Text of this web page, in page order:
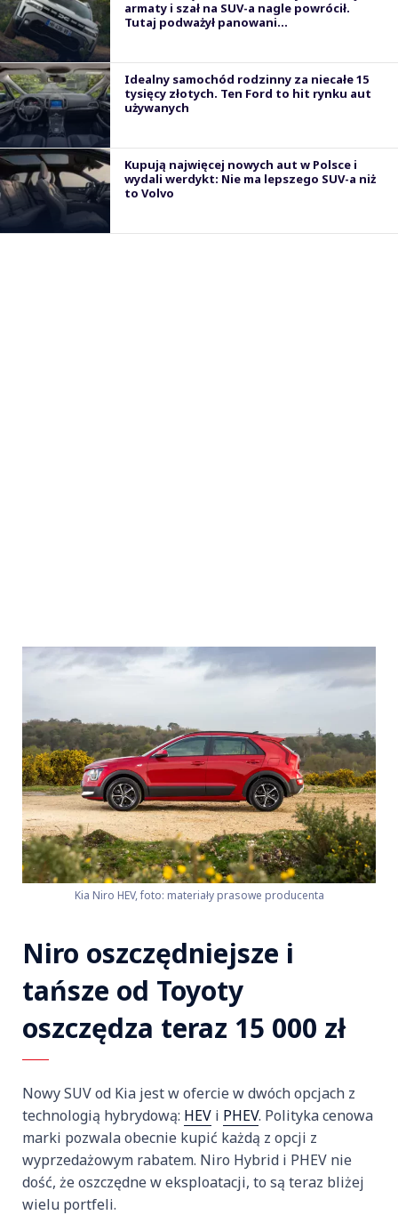
armaty i szał na SUV-a nagle powrócił.
Tutaj podważył panowani...
Idealny samochód rodzinny za niecałe 15
tysięcy złotych. Ten Ford to hit rynku aut
używanych
Kupują najwięcej nowych aut w Polsce i
wydali werdykt: Nie ma lepszego SUV-a niż
to Volvo
Kia Niro HEV, foto: materiały prasowe producenta
Niro oszczędniejsze i
tańsze od Toyoty
oszczędza teraz 15 000 zł
Nowy SUV od Kia jest w ofercie w dwóch opcjach z
technologią hybrydową: HEV i PHEV. Polityka cenowa
marki pozwala obecnie kupić każdą z opcji z
wyprzedażowym rabatem. Niro Hybrid i PHEV nie
dość, że oszczędne w eksploatacji, to są teraz bliżej
wielu portfeli.